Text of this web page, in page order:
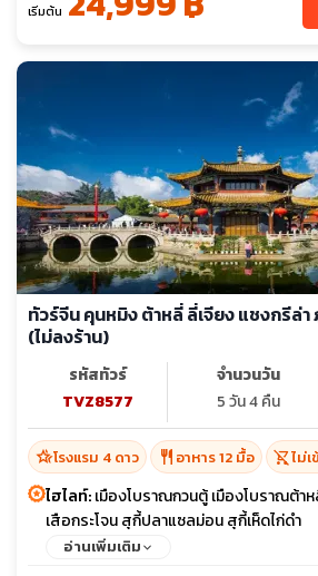
เริ่มต้น
ทัวร์จีน คุนหมิง ต้าหลี่ ลี่เจียง แชงกรีล่า
(ไม่ลงร้าน)
รหัสทัวร์
TVZ8577
จำนวนวัน
5 วัน 4 คืน
hotel_classโรงแรม 4 ดาว restaurant อาหาร 12 มื้อ shopping_cart_offไม่
ไฮไลท์:เมืองโบราณกวนตู้ เมืองโบราณต้า
เสือกระโจน สุกี้ปลาแซลม่อน สุกี้เห็ดไก่ดำ
อ่านเพิ่มเติม